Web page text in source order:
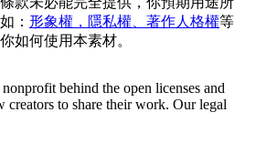
： 形象權，隱私權、著作人格權等
如何使用本素材。
behind the open licenses and
creators to share their work. Our legal